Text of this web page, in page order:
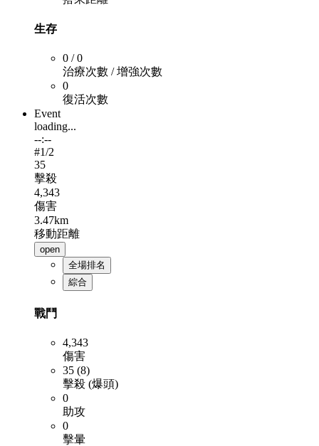
生存
0 / 0
治療次數 / 增強次數
0
復活次數
Event
loading...
--:--
#1/2
35
擊殺
4,343
傷害
3.47km
移動距離
open
全場排名
綜合
戰鬥
4,343
傷害
35 (8)
擊殺 (爆頭)
0
助攻
0
擊暈